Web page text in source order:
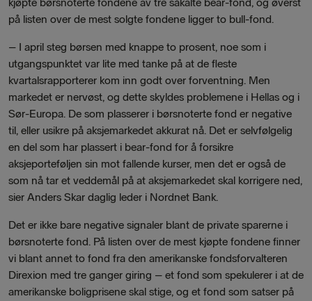
på listen over de mest solgte fondene ligger to bull-fond.
– I april steg børsen med knappe to prosent, noe som i
utgangspunktet var lite med tanke på at de fleste
kvartalsrapporterer kom inn godt over forventning. Men
markedet er nervøst, og dette skyldes problemene i Hellas og i
Sør-Europa. De som plasserer i børsnoterte fond er negative
til, eller usikre på aksjemarkedet akkurat nå. Det er selvfølgelig
en del som har plassert i bear-fond for å forsikre
aksjeporteføljen sin mot fallende kurser, men det er også de
som nå tar et veddemål på at aksjemarkedet skal korrigere ned,
sier Anders Skar daglig leder i Nordnet Bank.
Det er ikke bare negative signaler blant de private sparerne i
børsnoterte fond. På listen over de mest kjøpte fondene finner
vi blant annet to fond fra den amerikanske fondsforvalteren
Direxion med tre ganger giring – et fond som spekulerer i at de
amerikanske boligprisene skal stige, og et fond som satser på